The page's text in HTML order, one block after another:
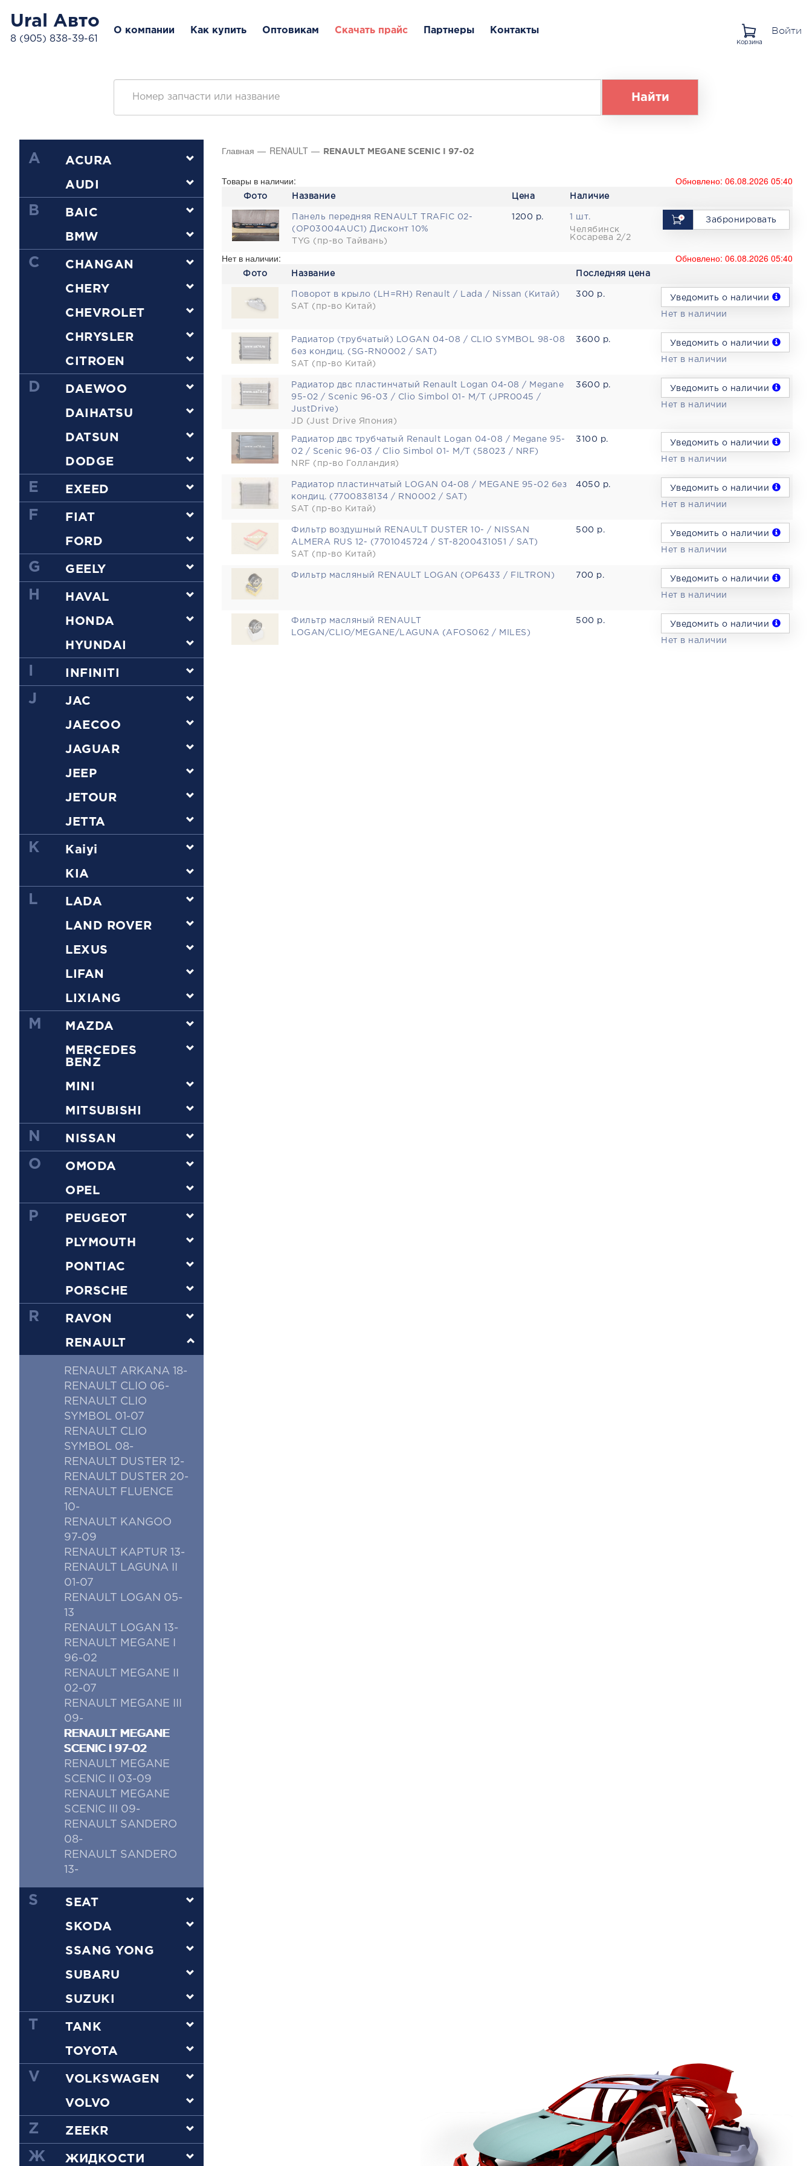
Ural Авто
8 (905) 838-39-61
О компании Как купить Оптовикам Скачать прайс Партнеры Контакты
Корзина
Войти
Найти
A ACURA
AUDI
B BAIC
BMW
C CHANGAN
CHERY
CHEVROLET
CHRYSLER
CITROEN
D DAEWOO
DAIHATSU
DATSUN
DODGE
E EXEED
F FIAT
FORD
G GEELY
H HAVAL
HONDA
HYUNDAI
INFINITI
J JAC
JAECOO
JAGUAR
JEEP
JETOUR
JETTA
K Kaiyi
KIA
L LADA
LAND ROVER
LEXUS
LIFAN
LIXIANG
M MAZDA
MERCEDES
BENZ
MINI
MITSUBISHI
N NISSAN
O OMODA
OPEL
P PEUGEOT
PLYMOUTH
PONTIAC
PORSCHE
R RAVON
RENAULT
RENAULT ARKANA 18-
RENAULT CLIO 06-
RENAULT CLIO
SYMBOL 01-07
RENAULT CLIO
SYMBOL 08-
RENAULT DUSTER 12-
RENAULT DUSTER 20-
RENAULT FLUENCE
10-
RENAULT KANGOO
97-09
RENAULT KAPTUR 13-
RENAULT LAGUNA II
01-07
RENAULT LOGAN 05-
13
RENAULT LOGAN 13-
RENAULT MEGANE I
96-02
RENAULT MEGANE II
02-07
RENAULT MEGANE III
09-
RENAULT MEGANE
SCENIC I 97-02
RENAULT MEGANE
SCENIC II 03-09
RENAULT MEGANE
SCENIC III 09-
RENAULT SANDERO
08-
RENAULT SANDERO
13-
S SEAT
SKODA
SSANG YONG
SUBARU
SUZUKI
T TANK
TOYOTA
V VOLKSWAGEN
VOLVO
Z ZEEKR
Ж ЖИДКОСТИ
Главная RENAULT RENAULT MEGANE SCENIC I 97-02
Товары в наличии: Обновлено: 06.08.2026 05:40
Фото Название Цена Наличие
Панель передняя RENAULT TRAFIC 02-
(OP03004AUC1) Дисконт 10%
TYG (пр-во Тайвань)
1200 р.
1 шт.
Челябинск
Косарева 2/2
Забронировать
Нет в наличии: Обновлено: 06.08.2026 05:40
Фото Название Последняя цена
Поворот в крыло (LH=RH) Renault / Lada / Nissan (Китай)
SAT (пр-во Китай)
300 р. Уведомить о наличии
Нет в наличии
Радиатор (трубчатый) LOGAN 04-08 / CLIO SYMBOL 98-08
без кондиц. (SG-RN0002 / SAT)
SAT (пр-во Китай)
3600 р. Уведомить о наличии
Нет в наличии
Радиатор двс пластинчатый Renault Logan 04-08 / Megane
95-02 / Scenic 96-03 / Clio Simbol 01- M/T (JPR0045 /
JustDrive)
JD (Just Drive Япония)
3600 р. Уведомить о наличии
Нет в наличии
Радиатор двс трубчатый Renault Logan 04-08 / Megane 95-
02 / Scenic 96-03 / Clio Simbol 01- M/T (58023 / NRF)
NRF (пр-во Голландия)
3100 р. Уведомить о наличии
Нет в наличии
Радиатор пластинчатый LOGAN 04-08 / MEGANE 95-02 без
кондиц. (7700838134 / RN0002 / SAT)
SAT (пр-во Китай)
4050 р. Уведомить о наличии
Нет в наличии
Фильтр воздушный RENAULT DUSTER 10- / NISSAN
ALMERA RUS 12- (7701045724 / ST-8200431051 / SAT)
SAT (пр-во Китай)
500 р. Уведомить о наличии
Нет в наличии
Фильтр масляный RENAULT LOGAN (OP6433 / FILTRON) 700 р. Уведомить о наличии
Нет в наличии
Фильтр масляный RENAULT
LOGAN/CLIO/MEGANE/LAGUNA (AFOS062 / MILES)
500 р. Уведомить о наличии
Нет в наличии